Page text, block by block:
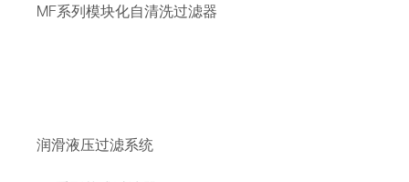
MF系列模块化自清洗过滤器
润滑液压过滤系统